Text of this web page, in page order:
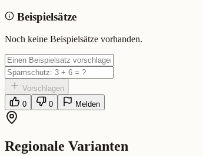
Bedeutung: Mädchen
Eingereicht von: Mundwerk Team
Beispielsätze
Noch keine Beispielsätze vorhanden.
Vorschlagen
0
0 Melden
Regionale Varianten